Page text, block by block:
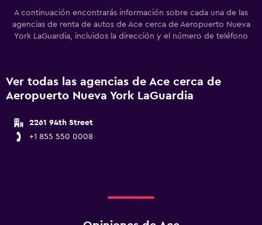
A continuación encontrarás información sobre cada una de las
agencias de renta de autos de Ace cerca de Aeropuerto Nueva
York LaGuardia, incluidos la dirección y el número de teléfono
Ver todas las agencias de Ace cerca de
Aeropuerto Nueva York LaGuardia
2261 94th Street
+1 855 550 0008